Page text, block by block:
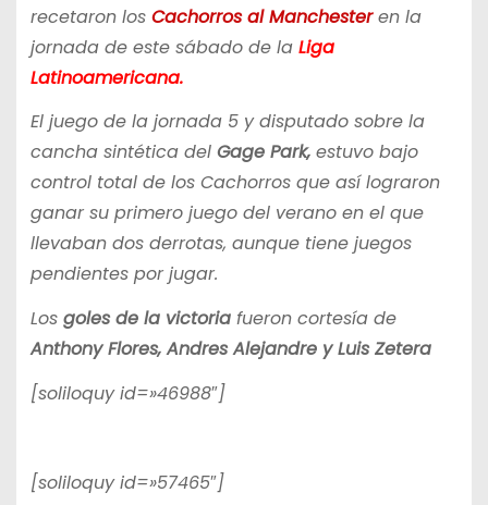
recetaron los Cachorros al Manchesteren la
jornada de este sábado de la Liga
Latinoamericana.
El juego de la jornada 5 y disputado sobre la
cancha sintética delGage Park,estuvo bajo
control total de los Cachorros que así lograron
ganar su primero juego del verano en el que
llevaban dos derrotas, aunque tiene juegos
pendientes por jugar.
Los goles de la victoriafueron cortesía de
Anthony Flores, Andres Alejandre y Luis Zetera
[soliloquy id=»46988″]
[soliloquy id=»57465″]